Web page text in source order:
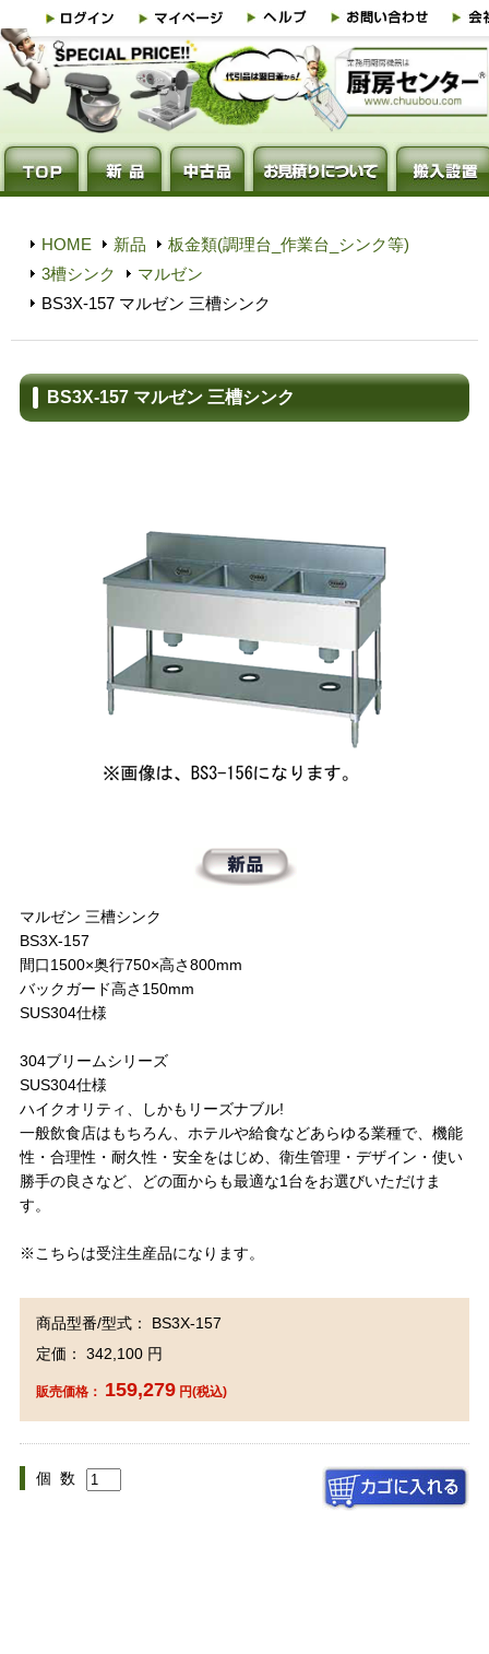
HOME 新品
板金類(調理台_作業台_シンク等)
3槽シンク
マルゼン
BS3X-157 マルゼン 三槽シンク
BS3X-157 マルゼン 三槽シンク
マルゼン 三槽シンク
BS3X-157
間口1500×奥行750×高さ800mm
バックガード高さ150mm
SUS304仕様
304ブリームシリーズ
SUS304仕様
ハイクオリティ、しかもリーズナブル!
一般飲食店はもちろん、ホテルや給食などあらゆる業種で、機能
性・合理性・耐久性・安全をはじめ、衛生管理・デザイン・使い
勝手の良さなど、どの面からも最適な1台をお選びいただけま
す。
※こちらは受注生産品になります。
商品型番/型式： BS3X-157
定価： 342,100 円
販売価格： 159,279円(税込)
個 数